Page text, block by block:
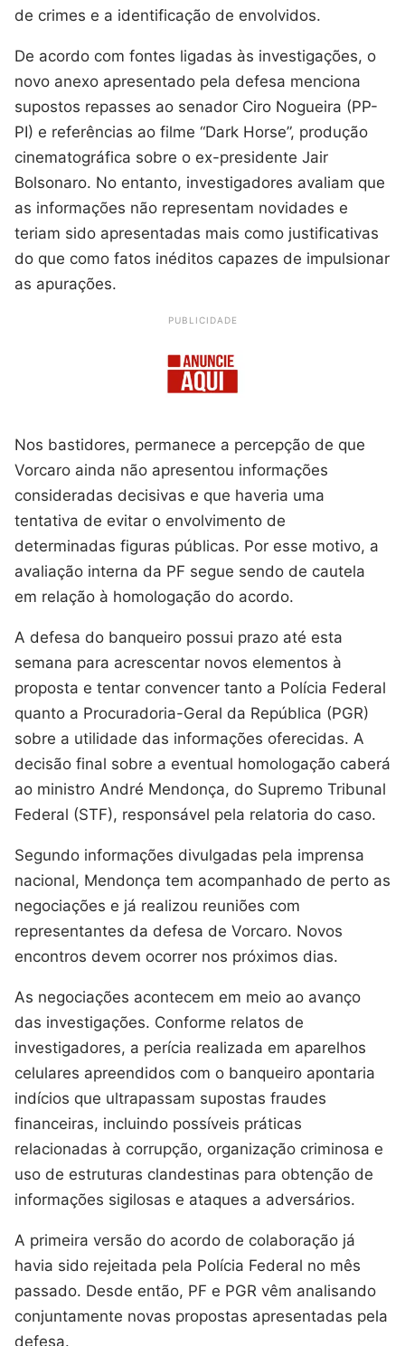
de crimes e a identificação de envolvidos.
De acordo com fontes ligadas às investigações, o
novo anexo apresentado pela defesa menciona
supostos repasses ao senador Ciro Nogueira (PP-
PI) e referências ao filme “Dark Horse”, produção
cinematográfica sobre o ex-presidente Jair
Bolsonaro. No entanto, investigadores avaliam que
as informações não representam novidades e
teriam sido apresentadas mais como justificativas
do que como fatos inéditos capazes de impulsionar
as apurações.
PUBLICIDADE
Nos bastidores, permanece a percepção de que
Vorcaro ainda não apresentou informações
consideradas decisivas e que haveria uma
tentativa de evitar o envolvimento de
determinadas figuras públicas. Por esse motivo, a
avaliação interna da PF segue sendo de cautela
em relação à homologação do acordo.
A defesa do banqueiro possui prazo até esta
semana para acrescentar novos elementos à
proposta e tentar convencer tanto a Polícia Federal
quanto a Procuradoria-Geral da República (PGR)
sobre a utilidade das informações oferecidas. A
decisão final sobre a eventual homologação caberá
ao ministro André Mendonça, do Supremo Tribunal
Federal (STF), responsável pela relatoria do caso.
Segundo informações divulgadas pela imprensa
nacional, Mendonça tem acompanhado de perto as
negociações e já realizou reuniões com
representantes da defesa de Vorcaro. Novos
encontros devem ocorrer nos próximos dias.
As negociações acontecem em meio ao avanço
das investigações. Conforme relatos de
investigadores, a perícia realizada em aparelhos
celulares apreendidos com o banqueiro apontaria
indícios que ultrapassam supostas fraudes
financeiras, incluindo possíveis práticas
relacionadas à corrupção, organização criminosa e
uso de estruturas clandestinas para obtenção de
informações sigilosas e ataques a adversários.
A primeira versão do acordo de colaboração já
havia sido rejeitada pela Polícia Federal no mês
passado. Desde então, PF e PGR vêm analisando
conjuntamente novas propostas apresentadas pela
defesa.